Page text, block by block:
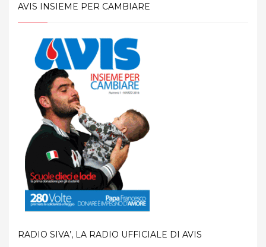
AVIS INSIEME PER CAMBIARE
RADIO SIVA’, LA RADIO UFFICIALE DI AVIS